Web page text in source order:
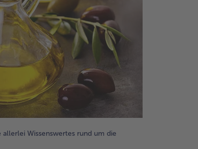
Wissenswertes rund um die